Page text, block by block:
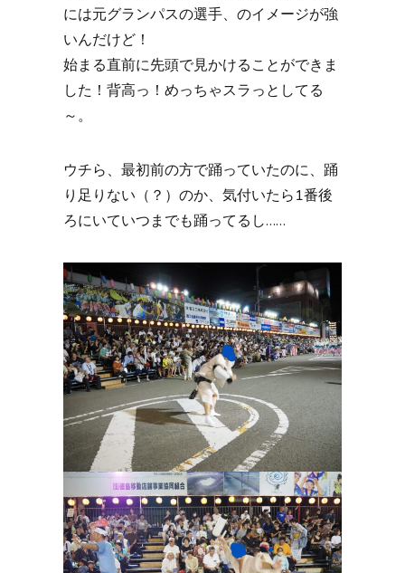
には元グランパスの選手、のイメージが強
いんだけど！
始まる直前に先頭で見かけることができま
した！背高っ！めっちゃスラっとしてる
～。
ウチら、最初前の方で踊っていたのに、踊
り足りない（？）のか、気付いたら1番後
ろにいていつまでも踊ってるし……